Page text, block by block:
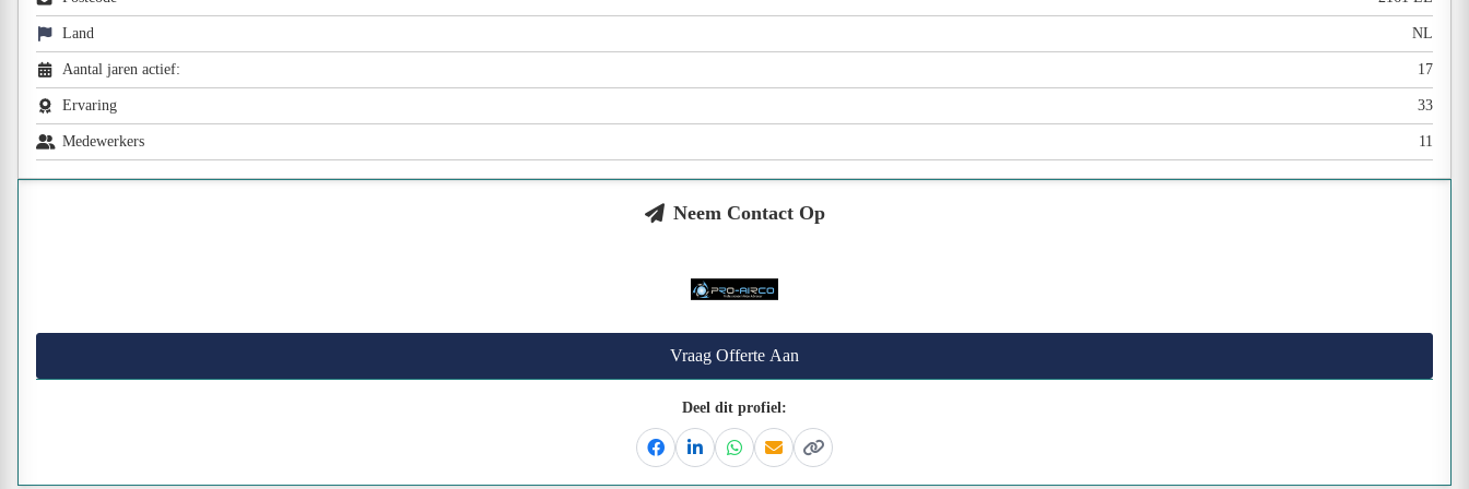
Land NL
Aantal jaren actief: 17
Ervaring 33
Medewerkers 11
Neem Contact Op
Vraag Offerte Aan
Deel dit profiel:
FacebookLinkedinWhatsapp
EmailKopieer link